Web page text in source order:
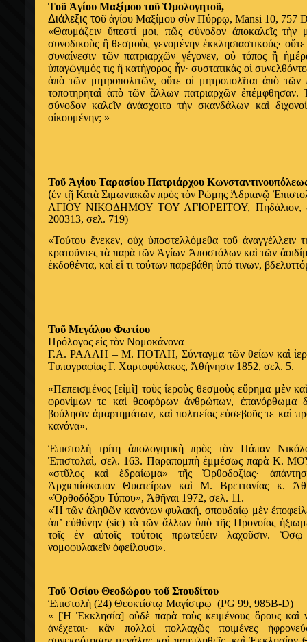
Tοῦ Ἁγίου Μαξίμου τοῦ Ὁμολογητοῦ,
Διάλεξις τοῦ ἁγίου Μαξίμου σὺν Πύρρῳ, Mansi 10, 757
«Θαυμάζειν ὕπεστί μοι, πῶς σύνοδον ἀποκαλεῖς τὴν
συνοδικοὺς ἢθεσμοὺς γενομένηνἐκκλησιαστικούς· οὔ
συναίνεσιν τῶν πατριαρχῶν γέγονεν, οὐτόποςἢ ἡ
ὑπαγώγιμός τις ἢ κατήγορος ἦν· συστατικὰς οἱ
ἀπὸ τῶν μητροπολιτῶν, οὔτε οἱ μητροπολῖταιἀπὸ τῶν
τοποτηρηταὶ ἀπὸτῶνἄλλων πατριαρχῶν ἐπέμφθησαν.
σύνοδον καλεῖνἀνάσχοιτο τὴν σκανδάλων καὶ
οἰκουμένην; »
Τοῦ Ἁγίου Ταρασίου Πατριάρχου
(ἐν τῇ Κατὰ Σιμωνιακῶν πρὸς τὸν Ρώμης Ἀδριανῷ Ἐ
ΑΓΙΟΥ ΝΙΚΟΔΗΜΟΥ ΤΟΥ ΑΓΙΟΡΕΙΤΟΥ, Πηδάλιον,
200313, σελ. 719)
«Τούτου ἕνεκεν, οὐχ ὑποστελλόμεθα τοῦ ἀναγγέλλειν τ
κρατοῦντες τὰ παρὰτῶν Ἁγίων Ἀποστόλων καὶ τῶν ἀ
ἐκδοθέντα, καὶ εἴτι τούτων παρεβάθη ὑπό τινων,
Τοῦ Μεγάλου Φωτίου
Πρόλογος εἰς τὸν Νομοκάνονα
Γ.Α. ΡΑΛΛΗ – Μ. ΠΟΤΛΗ, Σύνταγμα τῶν θείων καὶ ἱερ
Τυπογραφίας Γ. Χαρτοφύλακος, Ἀθήνησιν 1852, σελ. 5.
«Πεπεισμένος [εἰμὶ] τοὺςἱεροὺς θεσμοὺς εὕρημα μὲν καὶ
φρονίμων τε καὶ θεοφόρωνἀνθρώπων, ἐπανόρθωμα
βούλησινἁμαρτημάτων, καὶ πολιτείας εὐσεβοῦς τε καὶ πρ
κανόνα».
Ἐπιστολὴ τρίτη ἀπολογητικὴπρὸς τὸν Πάπαν
Ἐπιστολαὶ, σελ. 163. Παραπομπὴ ἐμμέσως παρὰ Κ.
«στῦλος καὶ ἑδραίωμα» τῆςὈρθοδοξίας· ἀ
Ἀρχιεπίσκοπον Θυατείρων καὶ Μ. Βρεττανίας κ. Ἀ
«Ὀρθοδόξου Τύπου», Ἀθῆναι 1972, σελ. 11.
«Ἡ τῶν ἀληθῶν κανόνων φυλακή, σπουδαίῳ μὲν ἐ
ἀπ’ εὐθύνην (sic) τὰτῶνἄλλωνὑπὸ τῆς Προνοίας ἠ
τοῖςἐν αὐτοῖς τούτοις πρωτεύειν λαχοῦσιν.Ὅσῳ
νομοφυλακεῖν ὀφείλουσι».
Τοῦ Ὁσίου Θεοδώρου τοῦ Στουδίτου
Ἐπιστολὴ (24) Θεοκτίστῳ Μαγίστρῳ (PG 99, 985B-D)
« [Ἡ Ἐκκλησία] οὐδὲ παρὰ τοὺς κειμένους ὅρους καὶ
ἀνέχεται· κἂν πολλοὶ πολλαχῶς ποιμένες ἠ